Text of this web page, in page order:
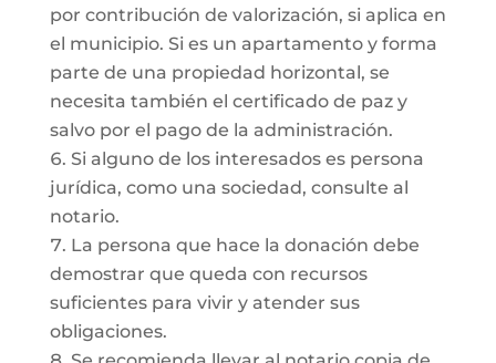
por contribución de valorización, si aplica en
el municipio. Si es un apartamento y forma
parte de una propiedad horizontal, se
necesita también el certificado de paz y
salvo por el pago de la administración.
Si alguno de los interesados es persona
jurídica, como una sociedad, consulte al
notario.
La persona que hace la donación debe
demostrar que queda con recursos
suficientes para vivir y atender sus
obligaciones.